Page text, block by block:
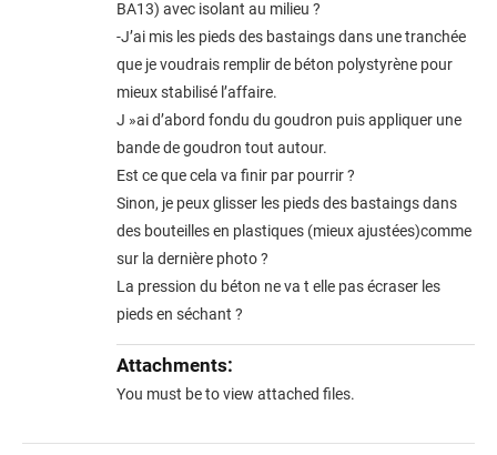
BA13) avec isolant au milieu ?
-J’ai mis les pieds des bastaings dans une tranchée
que je voudrais remplir de béton polystyrène pour
mieux stabilisé l’affaire.
J »ai d’abord fondu du goudron puis appliquer une
bande de goudron tout autour.
Est ce que cela va finir par pourrir ?
Sinon, je peux glisser les pieds des bastaings dans
des bouteilles en plastiques (mieux ajustées)comme
sur la dernière photo ?
La pression du béton ne va t elle pas écraser les
pieds en séchant ?
Attachments:
You must beto view attached files.